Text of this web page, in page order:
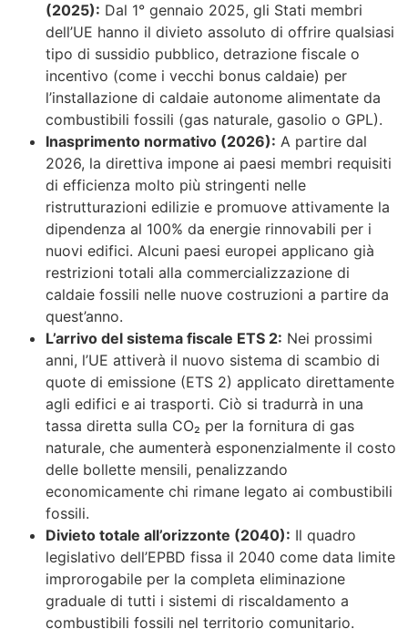
(2025): Dal 1° gennaio 2025, gli Stati membri
dell’UE hanno il divieto assoluto di offrire qualsiasi
tipo di sussidio pubblico, detrazione fiscale o
incentivo (come i vecchi bonus caldaie) per
l’installazione di caldaie autonome alimentate da
combustibili fossili (gas naturale, gasolio o GPL).
Inasprimento normativo (2026): A partire dal
2026, la direttiva impone ai paesi membri requisiti
di efficienza molto più stringenti nelle
ristrutturazioni edilizie e promuove attivamente la
dipendenza al 100% da energie rinnovabili per i
nuovi edifici. Alcuni paesi europei applicano già
restrizioni totali alla commercializzazione di
caldaie fossili nelle nuove costruzioni a partire da
quest’anno.
L’arrivo del sistema fiscale ETS 2: Nei prossimi
anni, l’UE attiverà il nuovo sistema di scambio di
quote di emissione (ETS 2) applicato direttamente
agli edifici e ai trasporti. Ciò si tradurrà in una
tassa diretta sulla CO₂ per la fornitura di gas
naturale, che aumenterà esponenzialmente il costo
delle bollette mensili, penalizzando
economicamente chi rimane legato ai combustibili
fossili.
Divieto totale all’orizzonte (2040): Il quadro
legislativo dell’EPBD fissa il 2040 come data limite
improrogabile per la completa eliminazione
graduale di tutti i sistemi di riscaldamento a
combustibili fossili nel territorio comunitario.